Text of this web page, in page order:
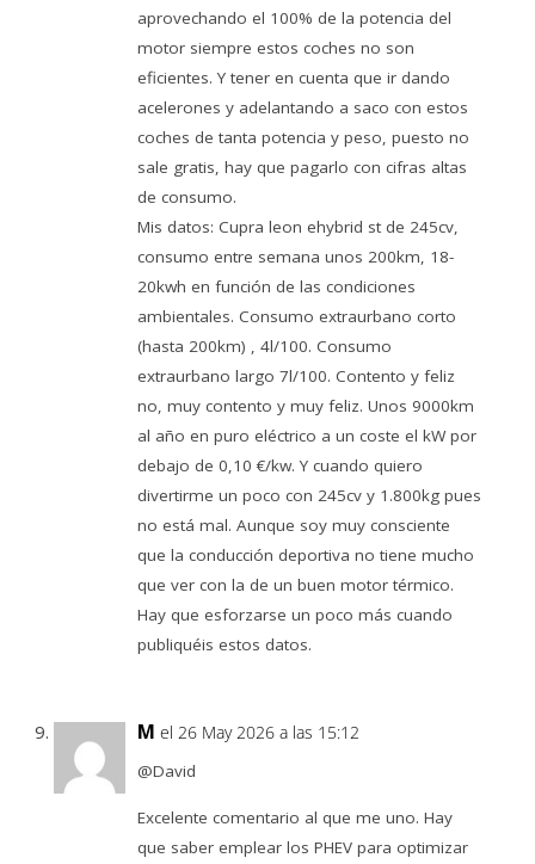
aprovechando el 100% de la potencia del
motor siempre estos coches no son
eficientes. Y tener en cuenta que ir dando
acelerones y adelantando a saco con estos
coches de tanta potencia y peso, puesto no
sale gratis, hay que pagarlo con cifras altas
de consumo.
Mis datos: Cupra leon ehybrid st de 245cv,
consumo entre semana unos 200km, 18-
20kwh en función de las condiciones
ambientales. Consumo extraurbano corto
(hasta 200km) , 4l/100. Consumo
extraurbano largo 7l/100. Contento y feliz
no, muy contento y muy feliz. Unos 9000km
al año en puro eléctrico a un coste el kW por
debajo de 0,10 €/kw. Y cuando quiero
divertirme un poco con 245cv y 1.800kg pues
no está mal. Aunque soy muy consciente
que la conducción deportiva no tiene mucho
que ver con la de un buen motor térmico.
Hay que esforzarse un poco más cuando
publiquéis estos datos.
M el 26 May 2026 a las 15:12
@David
Excelente comentario al que me uno. Hay
que saber emplear los PHEV para optimizar